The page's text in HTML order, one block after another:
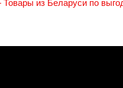
из Беларуси по